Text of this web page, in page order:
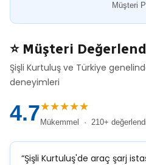
Müşteri
⭐ Müşteri
Şişli Kurtuluş ve Türkiye
deneyimleri
4.7★★★★★
Mükemmel · 210+
“Şişli Kurtuluş'de araç şarj